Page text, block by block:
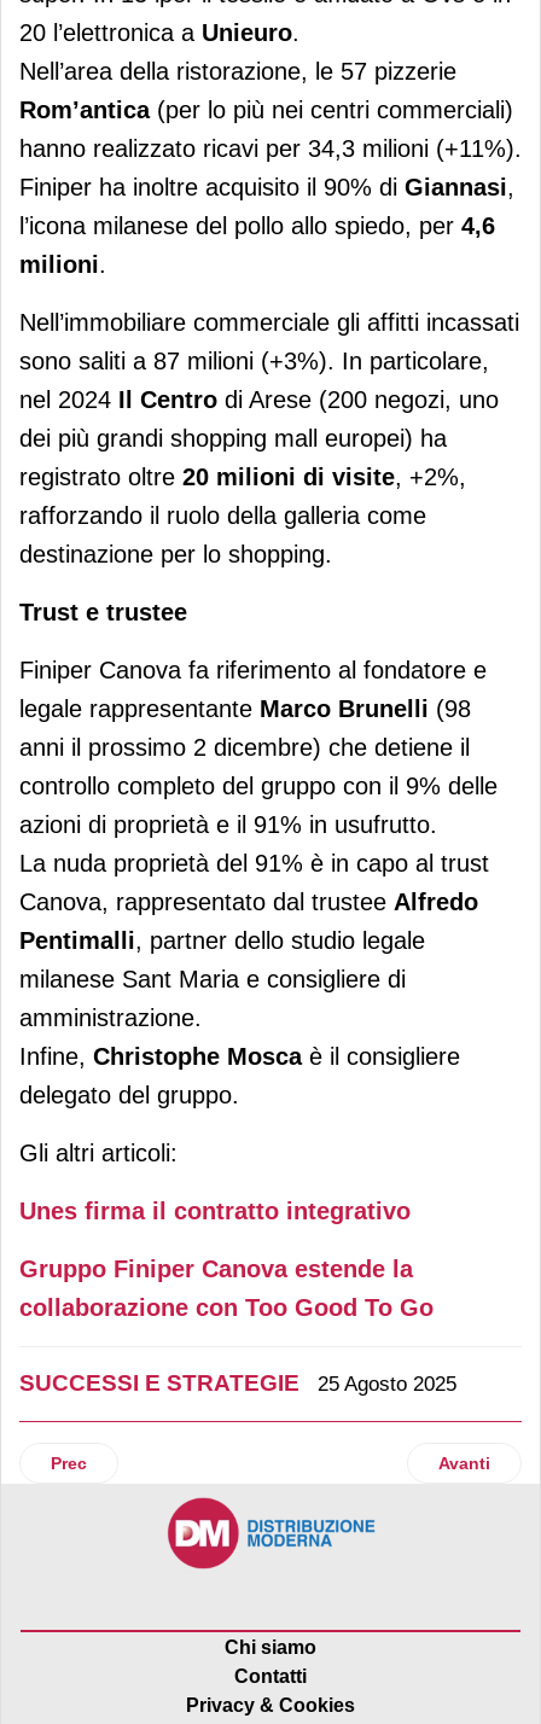
20 l’elettronica a Unieuro.
Nell’area della ristorazione, le 57 pizzerie
Rom’antica(per lo più nei centri commerciali)
hanno realizzato ricavi per 34,3 milioni (+11%).
Finiper ha inoltre acquisito il 90% di Giannasi,
l’icona milanese del pollo allo spiedo, per 4,6
milioni.
Nell’immobiliare commerciale gli affitti incassati
sono saliti a 87 milioni (+3%). In particolare,
nel 2024 Il Centro di Arese (200 negozi, uno
dei più grandi shopping mall europei) ha
registrato oltre 20 milioni di visite, +2%,
rafforzando il ruolo della galleria come
destinazione per lo shopping.
Trust e trustee
Finiper Canova fa riferimento al fondatore e
legale rappresentante Marco Brunelli (98
anni il prossimo 2 dicembre) che detiene il
controllo completo del gruppo con il 9% delle
azioni di proprietà e il 91% in usufrutto.
La nuda proprietà del 91% è in capo al trust
Canova, rappresentato dal trustee Alfredo
Pentimalli, partner dello studio legale
milanese Sant Maria e consigliere di
amministrazione.
Infine, Christophe Moscaè il consigliere
delegato del gruppo.
Gli altri articoli:
Unes firma il contratto integrativo
Gruppo Finiper Canova estende la
collaborazione con Too Good To Go
SUCCESSI E STRATEGIE 25 Agosto 2025
Articolo precedente: Lidl investe 90 milioni su rete e
Prec Articolo
Avanti
Chi siamo
Contatti
Privacy & Cookies